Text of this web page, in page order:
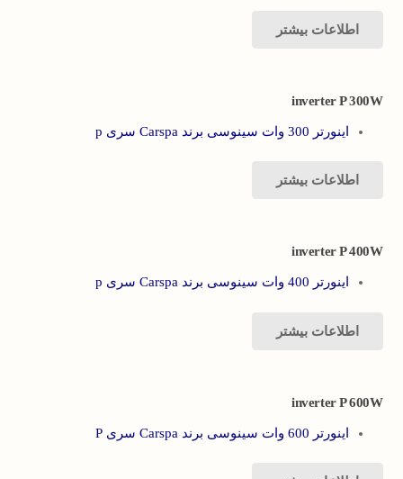
اطلاعات بیشتر
inverter P 300W
اینورتر 300 وات سینوسی برند Carspa سری p
اطلاعات بیشتر
inverter P 400W
اینورتر 400 وات سینوسی برند Carspa سری p
اطلاعات بیشتر
inverter P 600W
اینورتر 600 وات سینوسی برند Carspa سری P